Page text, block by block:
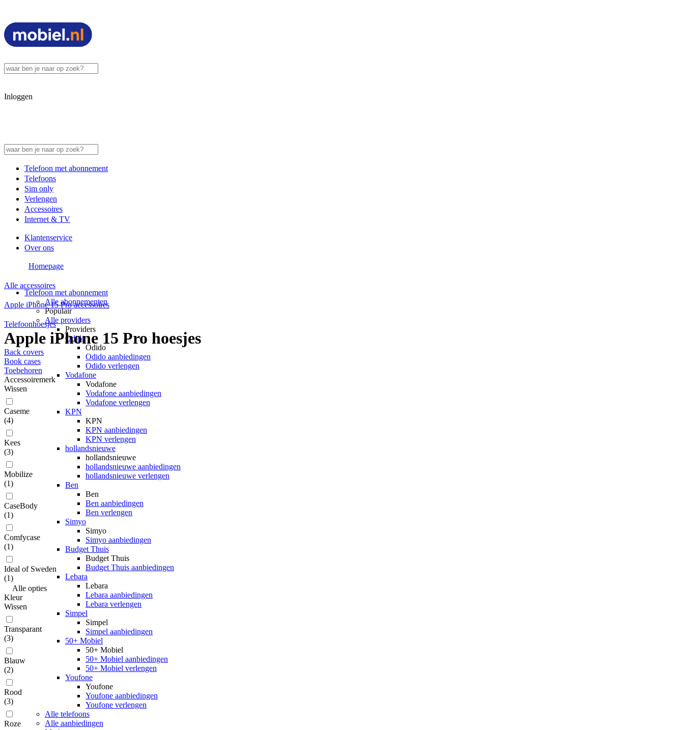
Inloggen
Telefoon met abonnement
Telefoons
Sim only
Verlengen
Accessoires
Internet & TV
Klantenservice
Over ons
Telefoon met abonnement
Alle abonnementen
Populair
Alle providers
Providers
Odido
Odido
Odido aanbiedingen
Odido verlengen
Vodafone
Vodafone
Vodafone aanbiedingen
Vodafone verlengen
KPN
KPN
KPN aanbiedingen
KPN verlengen
hollandsnieuwe
hollandsnieuwe
hollandsnieuwe aanbiedingen
hollandsnieuwe verlengen
Ben
Ben
Ben aanbiedingen
Ben verlengen
Simyo
Simyo
Simyo aanbiedingen
Budget Thuis
Budget Thuis
Budget Thuis aanbiedingen
Lebara
Lebara
Lebara aanbiedingen
Lebara verlengen
Simpel
Simpel
Simpel aanbiedingen
50+ Mobiel
50+ Mobiel
50+ Mobiel aanbiedingen
50+ Mobiel verlengen
Youfone
Youfone
Youfone aanbiedingen
Youfone verlengen
Alle telefoons
Alle aanbiedingen
Homepage
Alle accessoires
Apple iPhone 15 Pro accessoires
Telefoonhoesjes
Apple iPhone 15 Pro hoesjes
Back covers
Book cases
Toebehoren
Accessoiremerk
Wissen
Caseme
(4)
Kees
(3)
Mobilize
(1)
CaseBody
(1)
Comfycase
(1)
Ideal of Sweden
(1)
Alle opties
Kleur
Wissen
Transparant
(3)
Blauw
(2)
Rood
(3)
Roze